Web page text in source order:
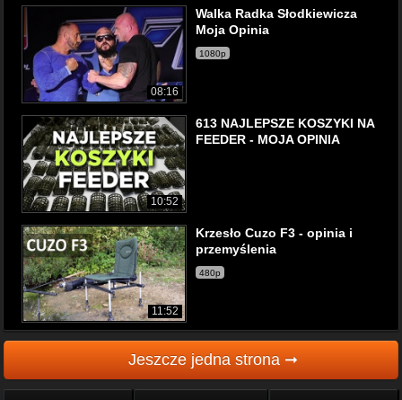
08:16
Walka Radka Słodkiewicza
Moja Opinia
1080p
10:52
613 NAJLEPSZE KOSZYKI NA
FEEDER - MOJA OPINIA
11:52
Krzesło Cuzo F3 - opinia i
przemyślenia
480p
Jeszcze jedna strona ➞